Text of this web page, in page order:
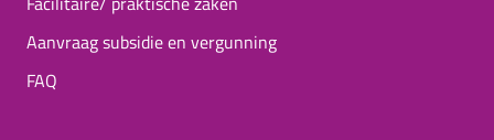
Aanvraag subsidie en vergunning
FAQ